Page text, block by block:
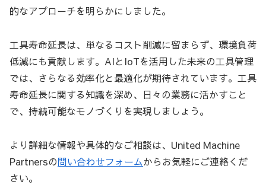
的なアプローチを明らかにしました。
工具寿命延長は、単なるコスト削減に留まらず、環境負荷
低減にも貢献します。AIとIoTを活用した未来の工具管理
では、さらなる効率化と最適化が期待されています。工具
寿命延長に関する知識を深め、日々の業務に活かすこと
で、持続可能なモノづくりを実現しましょう。
より詳細な情報や具体的なご相談は、United Machine
Partnersの問い合わせフォームからお気軽にご連絡くだ
さい。